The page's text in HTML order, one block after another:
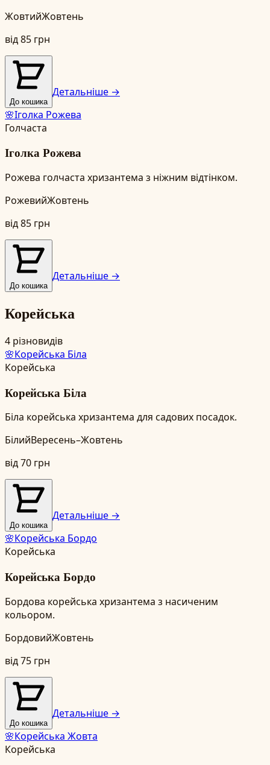
ЖовтийЖовтень
від85 грн
До кошика
Детальніше →
🌸Іголка Рожева
Голчаста
Іголка Рожева
Рожева голчаста хризантема з ніжним відтінком.
РожевийЖовтень
від85 грн
До кошика
Детальніше →
Корейська
4 різновидів
🌸Корейська Біла
Корейська
Корейська Біла
Біла корейська хризантема для садових посадок.
БілийВересень–Жовтень
від70 грн
До кошика
Детальніше →
🌸Корейська Бордо
Корейська
Корейська Бордо
Бордова корейська хризантема з насиченим
кольором.
БордовийЖовтень
від75 грн
До кошика
Детальніше →
🌸Корейська Жовта
Корейська